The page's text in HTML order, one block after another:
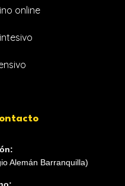
online
Alemán Barranquilla)